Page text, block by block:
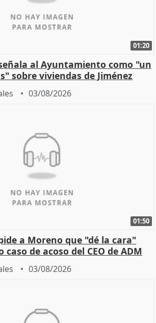
01:20
al Ayuntamiento como "un
sobre viviendas de Jiménez
03/08/2026
01:50
a Moreno que "dé la cara"
de acoso del CEO de ADM
03/08/2026